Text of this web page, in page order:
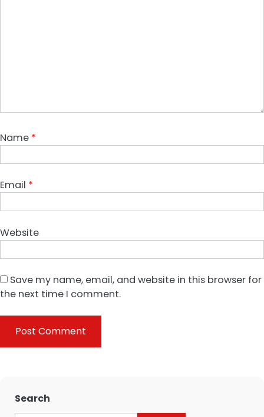
Name *
Email *
Website
Save my name, email, and website in this browser for
the next time I comment.
Search